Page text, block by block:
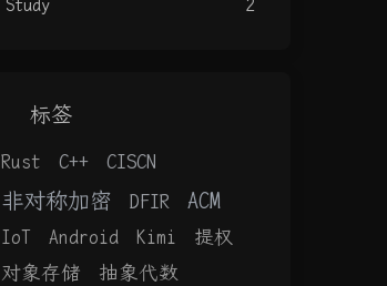
Study
2
标签
Rust C++ CISCN
非对称加密 DFIR ACM
IoT Android Kimi
提权
对象存储
抽象代数